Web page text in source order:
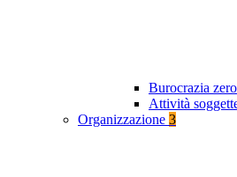
Burocrazia zero
Attività
Organizzazione 3